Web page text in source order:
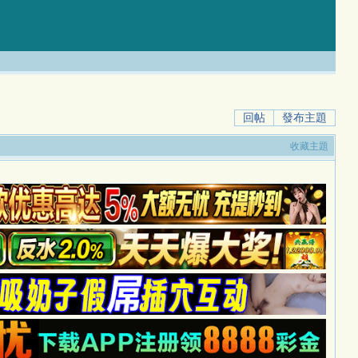
回帖 發布主題
收藏主題